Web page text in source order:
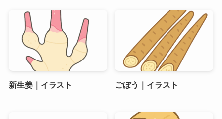
新生姜｜イラスト ごぼう｜イラスト